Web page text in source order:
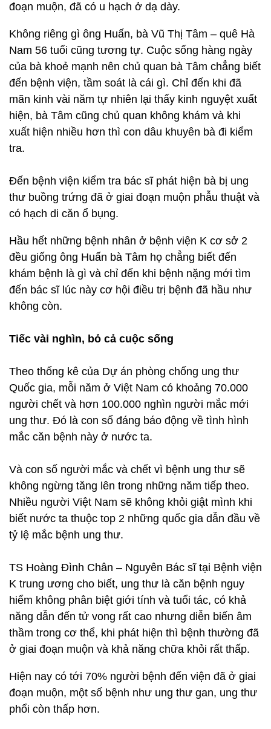
đoạn muộn, đã có u hạch ở dạ dày.
Không riêng gì ông Huấn, bà Vũ Thị Tâm – quê Hà
Nam 56 tuổi cũng tương tự. Cuộc sống hàng ngày
của bà khoẻ mạnh nên chủ quan bà Tâm chẳng biết
đến bệnh viện, tầm soát là cái gì. Chỉ đến khi đã
mãn kinh vài năm tự nhiên lại thấy kinh nguyệt xuất
hiện, bà Tâm cũng chủ quan không khám và khi
xuất hiện nhiều hơn thì con dâu khuyên bà đi kiểm
tra.
Đến bệnh viện kiểm tra bác sĩ phát hiện bà bị ung
thư buồng trứng đã ở giai đoạn muộn phẫu thuật và
có hạch di căn ổ bụng.
Hầu hết những bệnh nhân ở bệnh viện K cơ sở 2
đều giống ông Huấn bà Tâm họ chẳng biết đến
khám bệnh là gì và chỉ đến khi bệnh nặng mới tìm
đến bác sĩ lúc này cơ hội điều trị bệnh đã hầu như
không còn.
Tiếc vài nghìn, bỏ cả cuộc sống
Theo thống kê của Dự án phòng chống ung thư
Quốc gia, mỗi năm ở Việt Nam có khoảng 70.000
người chết và hơn 100.000 nghìn người mắc mới
ung thư. Đó là con số đáng báo động về tình hình
mắc căn bệnh này ở nước ta.
Và con số người mắc và chết vì bệnh ung thư sẽ
không ngừng tăng lên trong những năm tiếp theo.
Nhiều người Việt Nam sẽ không khỏi giật mình khi
biết nước ta thuộc top 2 những quốc gia dẫn đầu về
tỷ lệ mắc bệnh ung thư.
TS Hoàng Đình Chân – Nguyên Bác sĩ tại Bệnh viện
K trung ương cho biết, ung thư là căn bệnh nguy
hiểm không phân biệt giới tính và tuổi tác, có khả
năng dẫn đến tử vong rất cao nhưng diễn biến âm
thầm trong cơ thể, khi phát hiện thì bệnh thường đã
ở giai đoạn muộn và khả năng chữa khỏi rất thấp.
Hiện nay có tới 70% người bệnh đến viện đã ở giai
đoạn muộn, một số bệnh như ung thư gan, ung thư
phổi còn thấp hơn.